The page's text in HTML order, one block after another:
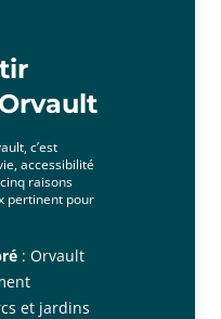
c’est
accessibilité
raisons
pertinent pour
: Orvault
et jardins